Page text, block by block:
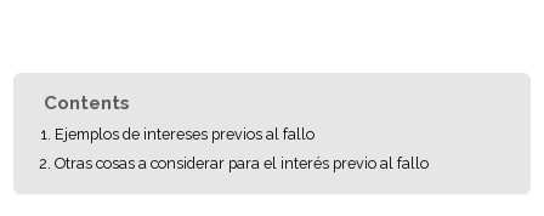
Contents
Ejemplos de intereses previos al fallo
Otras cosas a considerar para el interés previo al fallo